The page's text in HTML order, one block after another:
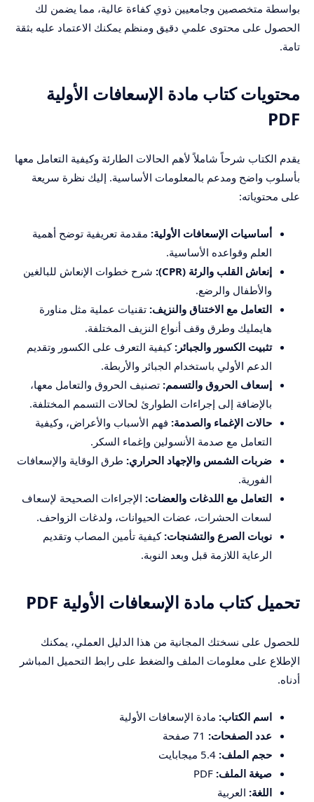
بواسطة متخصصين وجامعيين ذوي كفاءة عالية، مما يضمن لك
الحصول على محتوى علمي دقيق ومنظم يمكنك الاعتماد عليه بثقة
تامة.
محتويات كتاب مادة الإسعافات الأولية
PDF
يقدم الكتاب شرحاً شاملاً لأهم الحالات الطارئة وكيفية التعامل معها
بأسلوب واضح ومدعم بالمعلومات الأساسية. إليك نظرة سريعة
على محتوياته:
أساسيات الإسعافات الأولية: مقدمة تعريفية توضح أهمية
العلم وقواعده الأساسية.
إنعاش القلب والرئة (CPR):
شرح خطوات الإنعاش للبالغين
والأطفال والرضع.
التعامل مع الاختناق والنزيف: تقنيات عملية مثل مناورة
هايمليك وطرق وقف أنواع النزيف المختلفة.
تثبيت الكسور والجبائر: كيفية التعرف على الكسور وتقديم
الدعم الأولي باستخدام الجبائر والأربطة.
إسعاف الحروق والتسمم: تصنيف الحروق والتعامل معها،
بالإضافة إلى إجراءات الطوارئ لحالات التسمم المختلفة.
حالات الإغماء والصدمة: فهم الأسباب والأعراض، وكيفية
التعامل مع صدمة الأنسولين وإغماء السكر.
ضربات الشمس والإجهاد الحراري: طرق الوقاية والإسعافات
الفورية.
التعامل مع اللدغات والعضات: الإجراءات الصحيحة لإسعاف
لسعات الحشرات، عضات الحيوانات، ولدغات الزواحف.
نوبات الصرع والتشنجات: كيفية تأمين المصاب وتقديم
الرعاية اللازمة قبل وبعد النوبة.
تحميل كتاب مادة الإسعافات الأولية PDF
للحصول على نسختك المجانية من هذا الدليل العملي، يمكنك
الإطلاع على معلومات الملف والضغط على رابط التحميل المباشر
أدناه.
اسم الكتاب: مادة الإسعافات الأولية
عدد الصفحات:
حجم الملف:
صيغة الملف:
اللغة: العربية